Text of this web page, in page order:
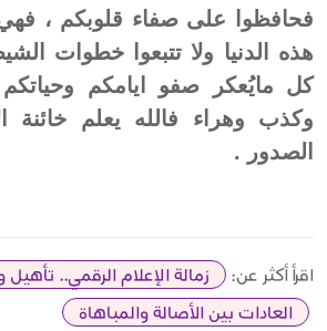
فحافظوا على صفاء قلوبكم ،
هذه الدنيا ولا تتبعوا خطوات
كل مايُعكر صفو ايامكم
وكذب وهراء فالله يعلم خائنة
الصدور .
اقرأ أكثر عن:
زمالة الإعلام الرقمي.. تأهيل
العادات بين الأصالة والمباهاة